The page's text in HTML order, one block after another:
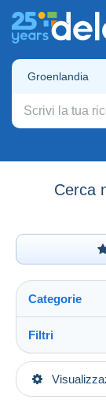
Groenlandia
Cerca
Categorie
Categorie
Filtri
Tipo di
In corso